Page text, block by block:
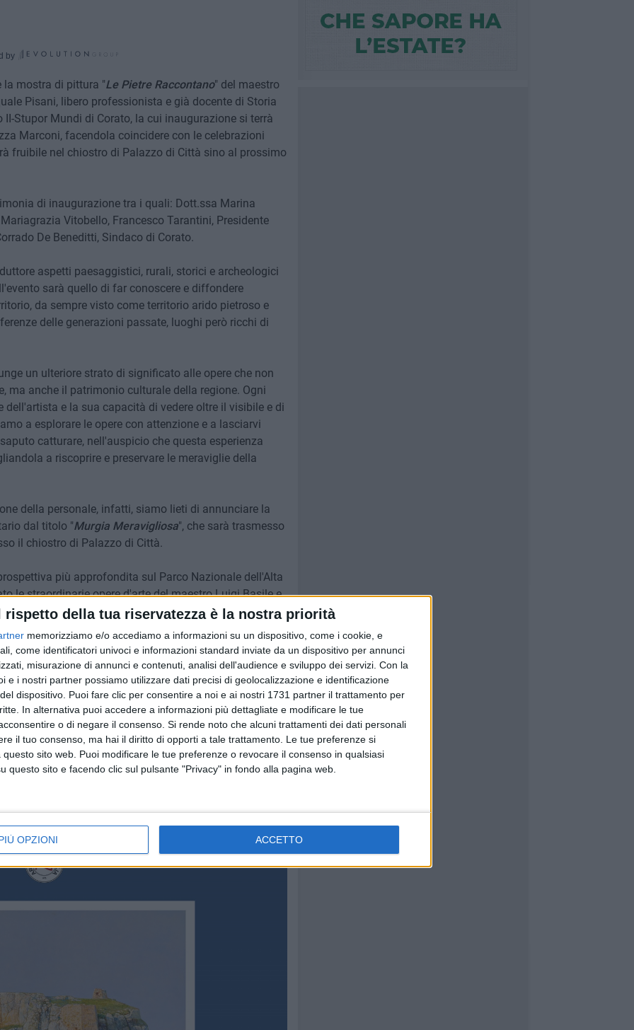
rispetto della tua riservatezza è la nostra priorità
memorizziamo e/o accediamo a informazioni su un dispositivo, come i cookie, e
come identificatori univoci e informazioni standard inviate da un dispositivo per annunci
misurazione di annunci e contenuti, analisi dell'audience e sviluppo dei servizi. Con la
e i nostri partner possiamo utilizzare dati precisi di geolocalizzazione e identificazione
dispositivo. Puoi fare clic per consentire a noi e ai nostri 1731 partner il trattamento per
In alternativa puoi accedere a informazioni più dettagliate e modificare le tue
o di negare il consenso. Si rende noto che alcuni trattamenti dei dati personali
il tuo consenso, ma hai il diritto di opporti a tale trattamento. Le tue preferenze si
sito web. Puoi modificare le tue preferenze o revocare il consenso in qualsiasi
questo sito e facendo clic sul pulsante "Privacy" in fondo alla pagina web.
OPZIONI ACCETTO
by
la mostra di pittura "Le Pietre Raccontano" del maestro
Pisani, libero professionista e già docente di Storia
Stupor Mundi di Corato, la cui inaugurazione si terrà
Marconi, facendola coincidere con le celebrazioni
fruibile nel chiostro di Palazzo di Città sino al prossimo
di inaugurazione tra i quali: Dott.ssa Marina
Vitobello, Francesco Tarantini, Presidente
De Beneditti, Sindaco di Corato.
aspetti paesaggistici, rurali, storici e archeologici
sarà quello di far conoscere e diffondere
da sempre visto come territorio arido pietroso e
delle generazioni passate, luoghi però ricchi di
un ulteriore strato di significato alle opere che non
ma anche il patrimonio culturale della regione. Ogni
e la sua capacità di vedere oltre il visibile e di
a esplorare le opere con attenzione e a lasciarvi
catturare, nell'auspicio che questa esperienza
a riscoprire e preservare le meraviglie della
della personale, infatti, siamo lieti di annunciare la
dal titolo "Murgia Meravigliosa", che sarà trasmesso
il chiostro di Palazzo di Città.
più approfondita sul Parco Nazionale dell'Alta
le straordinarie opere d'arte del maestro Luigi Basile e
unica e coinvolgente, in cui si potrà confrontare
la realtà del paesaggio, un ponte tra le opere del
stesse prendono vita attraverso le immagini del
natura si influenzino reciprocamente, alimentando la
Consiglio Regionale della Puglia, del Comune di Corato
antica del Parco Nazionale dell'Alta Murgia" di cui
ed inserite nelle iniziative de "La PrimaVera Fest"
Gal Le Città di Castel del Monte e Slow Murgia.